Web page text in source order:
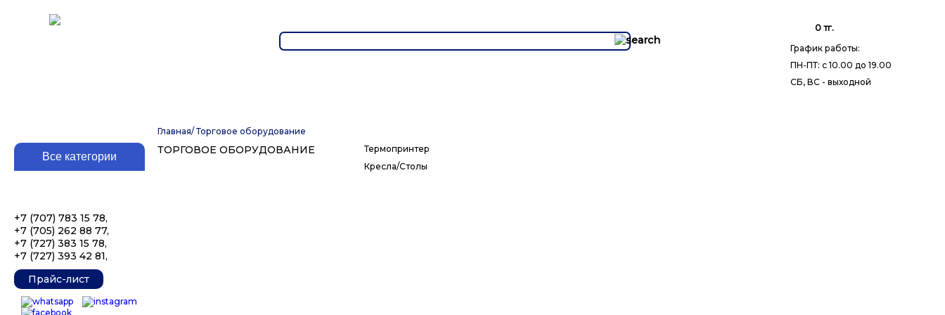
0 тг.
График работы:
ПН-ПТ: с 10.00 до 19.00
СБ, ВС - выходной
Главная/ Торговое оборудование
ТОРГОВОЕ ОБОРУДОВАНИЕ
Термопринтер
Кресла/Столы
+7 (707) 783 15 78,
+7 (705) 262 88 77,
+7 (727) 383 15 78,
+7 (727) 393 42 81,
Прайс-лист